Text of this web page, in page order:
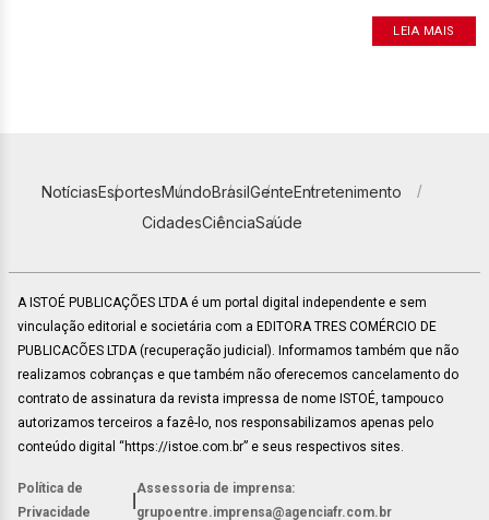
LEIA MAIS
NotíciasEsportesMundoBrasilGenteEntretenimento
CidadesCiênciaSaúde
A ISTOÉ PUBLICAÇÕES LTDA é um portal digital independente e sem
vinculação editorial e societária com a EDITORA TRES COMÉRCIO DE
PUBLICACÕES LTDA (recuperação judicial). Informamos também que não
realizamos cobranças e que também não oferecemos cancelamento do
contrato de assinatura da revista impressa de nome ISTOÉ, tampouco
autorizamos terceiros a fazê-lo, nos responsabilizamos apenas pelo
conteúdo digital “https://istoe.com.br” e seus respectivos sites.
Política de
Privacidade
Assessoria de imprensa:
grupoentre.imprensa@agenciafr.com.br